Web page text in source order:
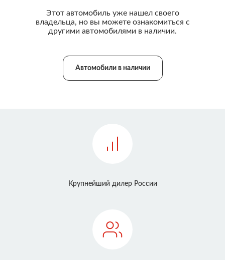
Этот автомобиль уже нашел своего
владельца, но вы можете ознакомиться с
другими автомобилями в наличии.
Автомобили в наличии
Крупнейший дилер России